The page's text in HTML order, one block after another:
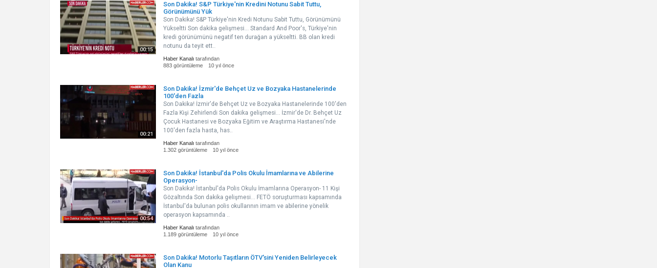
00:15
Son Dakika! S&P Türkiye'nin Kredini Notunu Sabit Tuttu,
Görünümünü Yük
Son Dakika! S&P Türkiye'nin Kredi Notunu Sabit Tuttu, Görünümünü
Yükseltti Son dakika gelişmesi... Standard And Poor's, Türkiye'nin
kredi görünümünü negatif ten durağan a yükseltti. BB olan kredi
notunu da teyit ett..
Haber Kanalı tarafından
883 görüntüleme
10 yıl önce
00:21
Son Dakika! İzmir'de Behçet Uz ve Bozyaka Hastanelerinde
100'den Fazla
Son Dakika! İzmir'de Behçet Uz ve Bozyaka Hastanelerinde 100'den
Fazla Kişi Zehirlendi Son dakika gelişmesi... İzmir'de Dr. Behçet Uz
Çocuk Hastanesi ve Bozyaka Eğitim ve Araştırma Hastanesi'nde
100'den fazla hasta, has..
Haber Kanalı tarafından
1.302 görüntüleme
10 yıl önce
00:54
Son Dakika! İstanbul'da Polis Okulu İmamlarına ve Abilerine
Operasyon-
Son Dakika! İstanbul'da Polis Okulu İmamlarına Operasyon- 11 Kişi
Gözaltında Son dakika gelişmesi... FETÖ soruşturması kapsamında
İstanbul'da bulunan polis okullarının imam ve abilerine yönelik
operasyon kapsamında ..
Haber Kanalı tarafından
1.189 görüntüleme
10 yıl önce
Son Dakika! Motorlu Taşıtların ÖTV'sini Yeniden Belirleyecek
Olan Kanu